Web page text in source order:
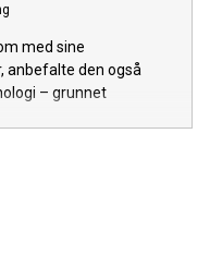
med sine
anbefalte den også
– grunnet